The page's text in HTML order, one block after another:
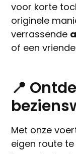
voor korte
originele
verrassende
of een
📍
Met onze
eigen route